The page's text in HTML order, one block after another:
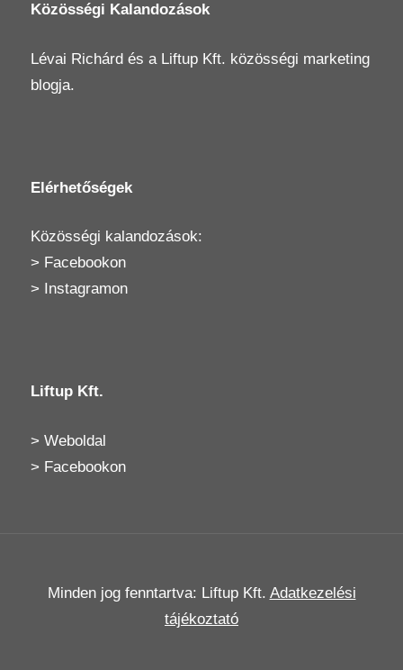
Közösségi Kalandozások
Lévai Richárd és a Liftup Kft. közösségi marketing
blogja.
Elérhetőségek
Közösségi kalandozások:
> Facebookon
>
Instagramon
Liftup Kft.
> Weboldal
> Facebookon
Minden jog fenntartva: Liftup Kft. Adatkezelési
tájékoztató